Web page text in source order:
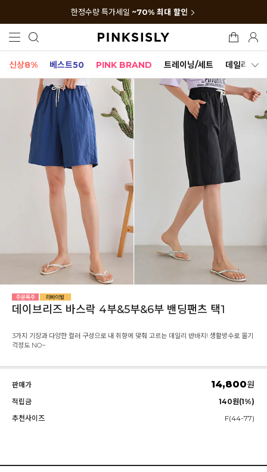
한정수량 특가세일 ~70% 최대 할인
신상8% 베스트50 PINK BRAND 트레이닝/세트 데일리세트
데이브리즈 바스락 4부&5부&6부 밴딩팬츠 택1
3가지 기장과 다양한 컬러 구성으로 내 취향에 맞춰 고르는 데일리 반바지! 생활방수로 물기
걱정도 NO~
판매가 14,800원
적립금
140원(1%)
추천사이즈
F(44-77)